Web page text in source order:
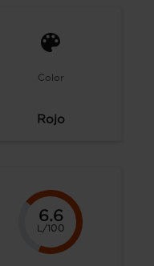
Color
Rojo
6.6
L/100